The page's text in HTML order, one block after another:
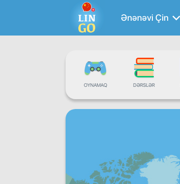
Ənənəvi Çin
OYNAMAQ DƏRSLƏR